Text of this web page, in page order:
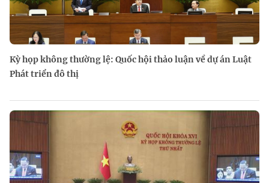
Kỳ họp không thường lệ: Quốc hội thảo luận về dự án Luật
Phát triển đô thị